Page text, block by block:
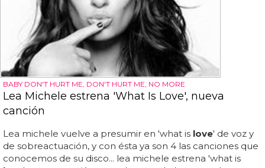
BABY DON'T HURT ME, DON'T HURT ME, NO MORE
Lea Michele estrena 'What Is Love', nueva
canción
Lea michele vuelve a presumir en 'what is love' de voz y
de sobreactuación, y con ésta ya son 4 las canciones que
conocemos de su disco... lea michele estrena 'what is